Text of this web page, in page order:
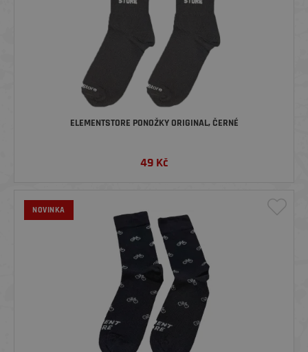
ELEMENTSTORE PONOŽKY ORIGINAL, ČERNÉ
49 Kč
NOVINKA